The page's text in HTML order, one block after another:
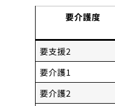
要介護度
要支援2
要介護1
要介護2